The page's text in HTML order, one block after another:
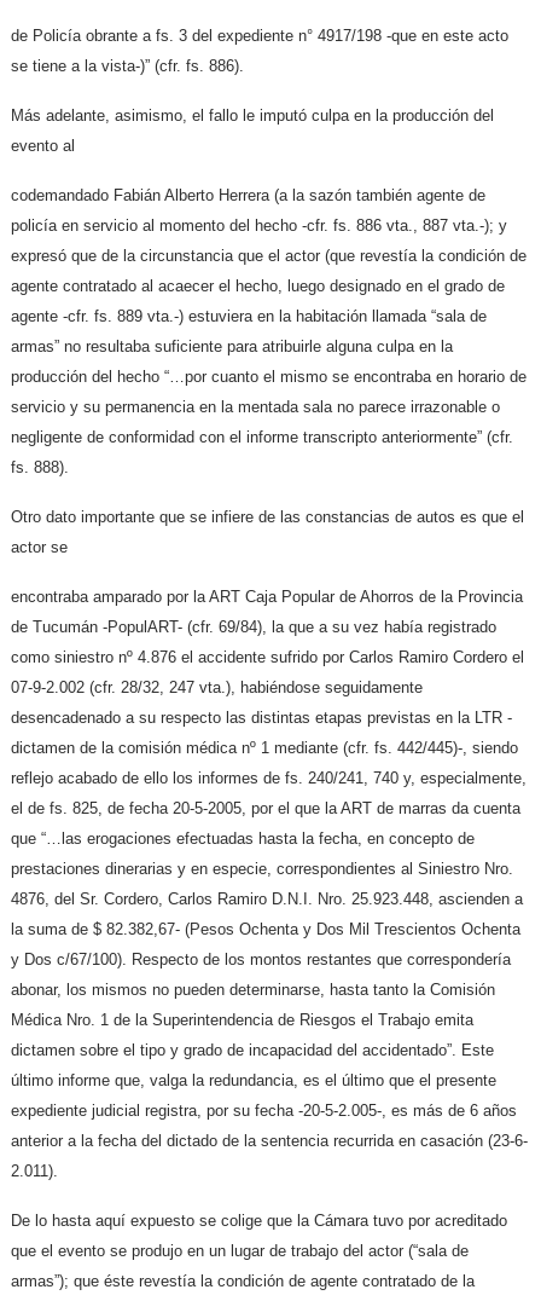
de Policía obrante a fs. 3 del expediente n° 4917/198 -que en este acto
se tiene a la vista-)” (cfr. fs. 886).
Más adelante, asimismo, el fallo le imputó culpa en la producción del
evento al
codemandado Fabián Alberto Herrera (a la sazón también agente de
policía en servicio al momento del hecho -cfr. fs. 886 vta., 887 vta.-); y
expresó que de la circunstancia que el actor (que revestía la condición de
agente contratado al acaecer el hecho, luego designado en el grado de
agente -cfr. fs. 889 vta.-) estuviera en la habitación llamada “sala de
armas” no resultaba suficiente para atribuirle alguna culpa en la
producción del hecho “…por cuanto el mismo se encontraba en horario de
servicio y su permanencia en la mentada sala no parece irrazonable o
negligente de conformidad con el informe transcripto anteriormente” (cfr.
fs. 888).
Otro dato importante que se infiere de las constancias de autos es que el
actor se
encontraba amparado por la ART Caja Popular de Ahorros de la Provincia
de Tucumán -PopulART- (cfr. 69/84), la que a su vez había registrado
como siniestro nº 4.876 el accidente sufrido por Carlos Ramiro Cordero el
07-9-2.002 (cfr. 28/32, 247 vta.), habiéndose seguidamente
desencadenado a su respecto las distintas etapas previstas en la LTR -
dictamen de la comisión médica nº 1 mediante (cfr. fs. 442/445)-, siendo
reflejo acabado de ello los informes de fs. 240/241, 740 y, especialmente,
el de fs. 825, de fecha 20-5-2005, por el que la ART de marras da cuenta
que “…las erogaciones efectuadas hasta la fecha, en concepto de
prestaciones dinerarias y en especie, correspondientes al Siniestro Nro.
4876, del Sr. Cordero, Carlos Ramiro D.N.I. Nro. 25.923.448, ascienden a
la suma de $ 82.382,67- (Pesos Ochenta y Dos Mil Trescientos Ochenta
y Dos c/67/100). Respecto de los montos restantes que correspondería
abonar, los mismos no pueden determinarse, hasta tanto la Comisión
Médica Nro. 1 de la Superintendencia de Riesgos el Trabajo emita
dictamen sobre el tipo y grado de incapacidad del accidentado”. Este
último informe que, valga la redundancia, es el último que el presente
expediente judicial registra, por su fecha -20-5-2.005-, es más de 6 años
anterior a la fecha del dictado de la sentencia recurrida en casación (23-6-
2.011).
De lo hasta aquí expuesto se colige que la Cámara tuvo por acreditado
que el evento se produjo en un lugar de trabajo del actor (“sala de
armas”); que éste revestía la condición de agente contratado de la